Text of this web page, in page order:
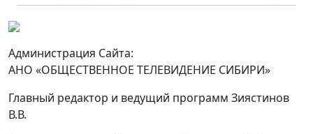
Администрация Сайта:
АНО «ОБЩЕСТВЕННОЕ ТЕЛЕВИДЕНИЕ СИБИРИ»
Главный редактор и ведущий программ Зиястинов
В.В.